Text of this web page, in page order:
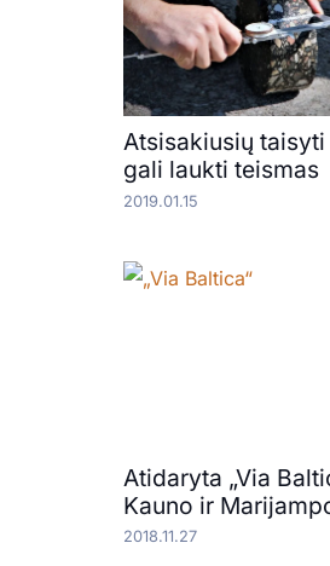
Atsisakiusių
gali laukti teismas
2019.01.15
Atidaryta „Via
Kauno ir
2018.11.27